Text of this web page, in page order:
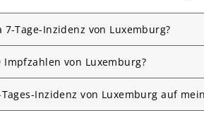
Tage-Inzidenz von Luxemburg?
Impfzahlen von Luxemburg?
Inzidenz von Luxemburg auf